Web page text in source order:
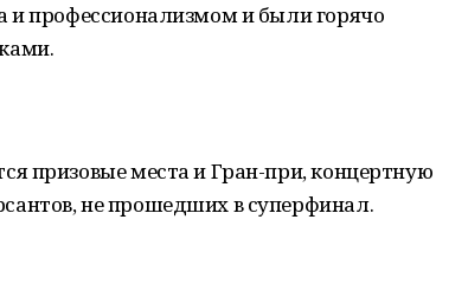
и профессионализмом и были горячо
призовые места и Гран-при, концертную
не прошедших в суперфинал.